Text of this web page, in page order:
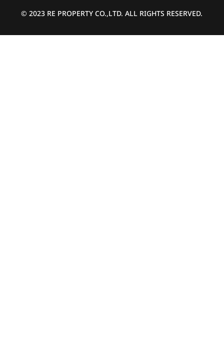
© 2023 RE PROPERTY CO.,LTD. ALL RIGHTS RESERVED.